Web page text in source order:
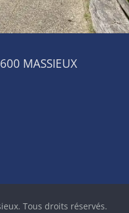
MASSIEUX
. Tous droits réservés.